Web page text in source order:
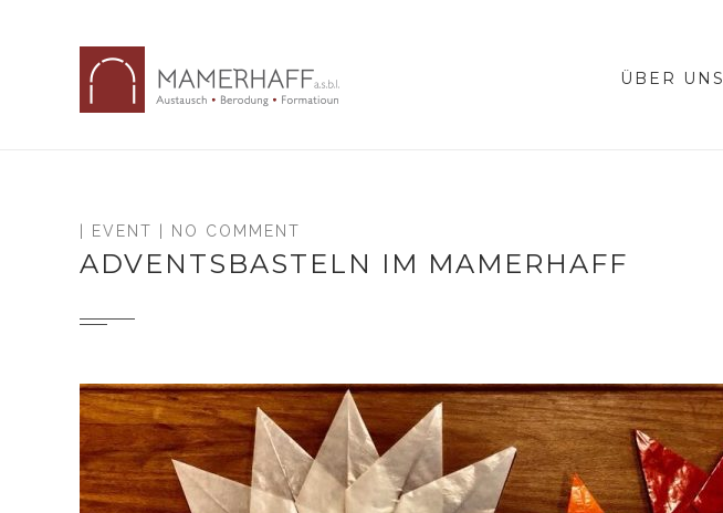
ÜBER UNS
EVENT | NO COMMENT
ADVENTSBASTELN IM MAMERHAFF